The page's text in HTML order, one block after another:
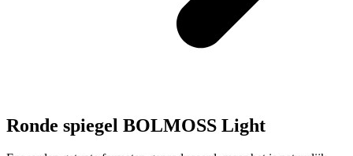
Ronde spiegel BOLMOSS Light